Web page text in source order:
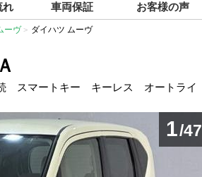
れ 車両保証 お客様の声
ーヴ ダイハツ ムーヴ
スマートキー キーレス オートライ
1/47